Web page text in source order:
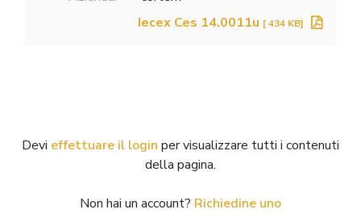
Iecex Ces 14.0011u [ 434 KB]
Devi effettuare il login per visualizzare tutti i contenuti
della pagina.
Non hai un account? Richiedine uno